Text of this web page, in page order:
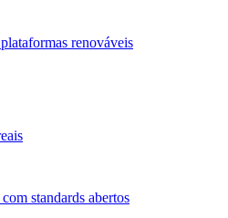
renováveis
standards abertos